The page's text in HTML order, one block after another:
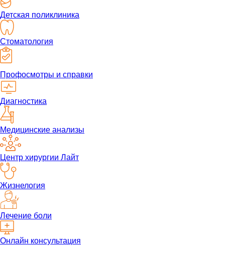
Детская поликлиника
Стоматология
Профосмотры и справки
Диагностика
Медицинские анализы
Центр хирургии Лайт
Жизнелогия
Лечение боли
Онлайн консультация